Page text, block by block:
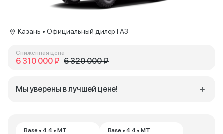
Base • 4.4 • MT
Base • 4.4 • MT
Казань • Официальный дилер ГАЗ
Сниженная цена
6 310 000 ₽ 6 320 000 ₽
Мы уверены в лучшей цене!